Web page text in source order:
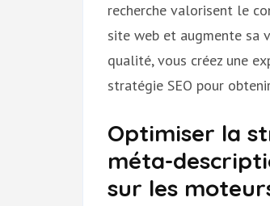
recherche valorisent le
site web et augmente sa
qualité, vous créez une
stratégie SEO pour
Optimiser la
méta-
sur les